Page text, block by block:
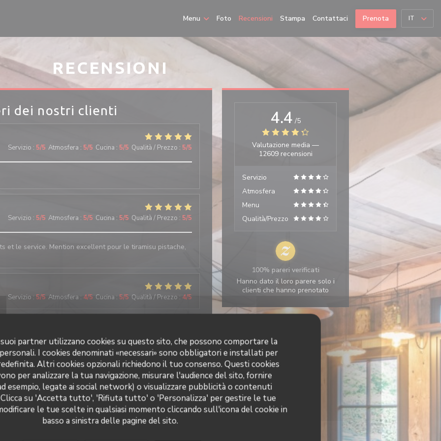
partner utilizzano cookies su questo sito, che possono comportare la
I cookies denominati «necessari» sono obbligatori e installati per
Altri cookies opzionali richiedono il tuo consenso. Questi cookies
per analizzare la tua navigazione, misurare l'audience del sito, fornire
esempio, legate ai social network) o visualizzare pubblicità o contenuti
Clicca su 'Accetta tutto', 'Rifiuta tutto' o 'Personalizza' per gestire le tue
le tue scelte in qualsiasi momento cliccando sull'icona del cookie in
basso a sinistra delle pagine del sito.
Menu Foto Recensioni Stampa Contattaci Prenota IT
RECENSIONI
dei nostri clienti
Servizio : 5/5 Atmosfera : 5/5 Cucina : 5/5 Qualità / Prezzo : 5/5
Servizio : 5/5 Atmosfera : 5/5 Cucina : 5/5 Qualità / Prezzo : 5/5
et le service. Mention excellent pour le tiramisu pistache,
Servizio : 5/5 Atmosfera : 4/5 Cucina : 5/5 Qualità / Prezzo : 4/5
Servizio: 5/5 Atmosfera:5 /5 Cucina :5 /5 Qualità / Prezzo:5/5
Servizio : 5 /5 Atmosfera :5/5 Cucina:5/5 Qualità / Prezzo: 4/5
4.4 /5
Valutazione media —
12609 recensioni
Servizio
Atmosfera
Menu
Qualità/Prezzo
100% pareri verificati
Hanno dato il loro parere solo i
clienti che hanno prenotato
Il Caravaggio